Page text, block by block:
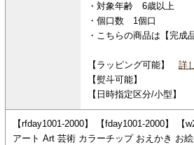
・対象年齢 6歳以上
・個口数 1個口
・こちらの商品は【完成
【ラッピング可能】 詳
【熨斗可能】
【日時指定区分/小型】
【rfday1001-2000】 【fday1001-2000】
アート Art 芸術 カラーチップ おえかき お